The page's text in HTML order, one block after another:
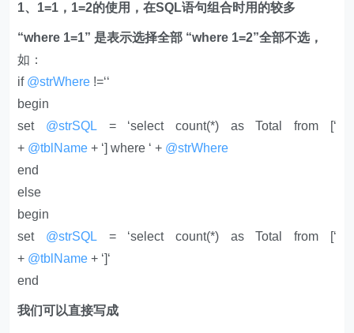
1、1=1，1=2的使用，在SQL语句组合时用的较多
“where 1=1” 是表示选择全部 “where 1=2”全部不选，
如：
if @strWhere !=‘‘
begin
set @strSQL = ‘select count(*) as Total from [‘
+ @tblName + ‘] where ‘ + @strWhere
end
else
begin
set @strSQL = ‘select count(*) as Total from [‘
+ @tblName + ‘]‘
end
我们可以直接写成